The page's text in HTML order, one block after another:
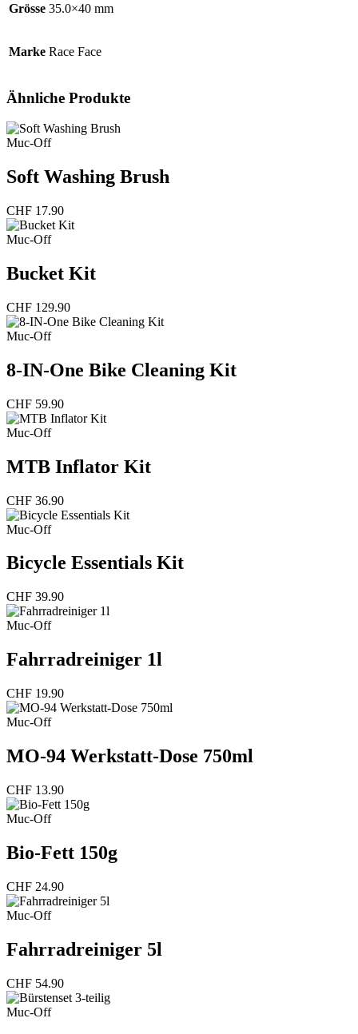
Grösse 35.0×40 mm
Marke Race Face
Ähnliche Produkte
Muc-Off
Soft Washing Brush
CHF 17.90
Muc-Off
Bucket Kit
CHF 129.90
Muc-Off
8-IN-One Bike Cleaning Kit
CHF 59.90
Muc-Off
MTB Inflator Kit
CHF 36.90
Muc-Off
Bicycle Essentials Kit
CHF 39.90
Muc-Off
Fahrradreiniger 1l
CHF 19.90
Muc-Off
MO-94 Werkstatt-Dose 750ml
CHF 13.90
Muc-Off
Bio-Fett 150g
CHF 24.90
Muc-Off
Fahrradreiniger 5l
CHF 54.90
Muc-Off